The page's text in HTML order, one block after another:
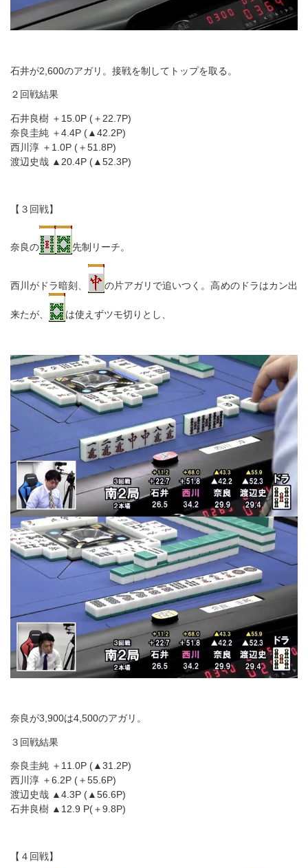
石井が2,600のアガリ。接戦を制してトップを取る。
２回戦結果
石井良樹 ＋15.0P (＋22.7P)
奈良圭純 ＋4.4P (▲42.2P)
西川淳 ＋1.0P (＋51.8P)
渡辺史哉 ▲20.4P (▲52.3P)
【３回戦】
奈良の 先制リーチ。
西川がドラ暗刻、 の片アガリで追いつく。高めのドラはカン出
来たが、 は使えずツモ切りとし、
奈良が3,900は4,500のアガリ。
３回戦結果
奈良圭純 ＋11.0P (▲31.2P)
西川淳 ＋6.2P (＋55.6P)
渡辺史哉 ▲4.3P (▲56.6P)
石井良樹 ▲12.9 P(＋9.8P)
【４回戦】